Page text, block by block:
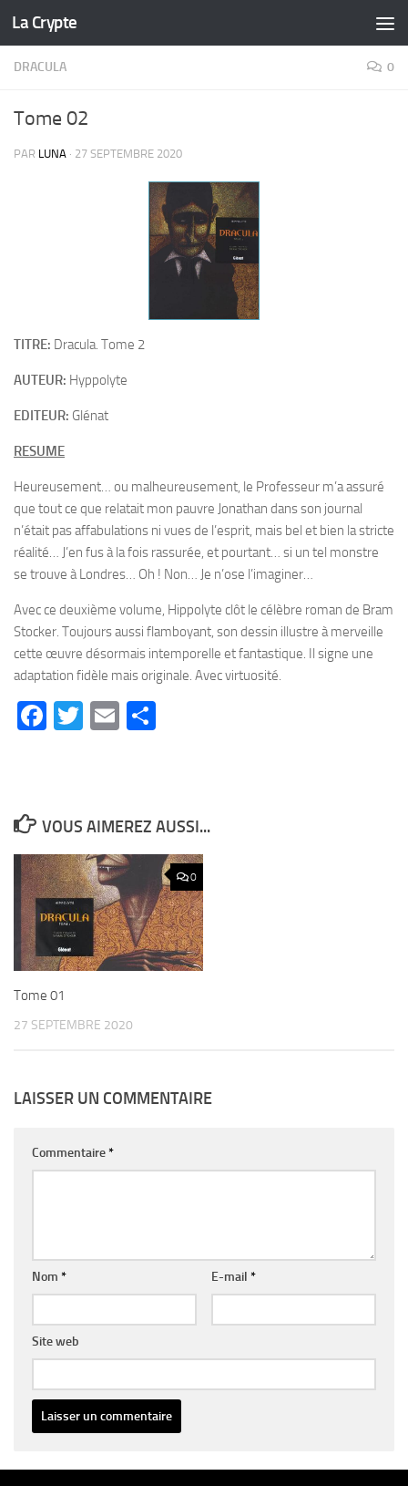
Skip to content
La Crypte
DRACULA 0
Tome 02
PAR LUNA · 27 SEPTEMBRE 2020
TITRE: Dracula. Tome 2
AUTEUR: Hyppolyte
EDITEUR: Glénat
RESUME
Heureusement… ou malheureusement, le Professeur m’a assuré
que tout ce que relatait mon pauvre Jonathan dans son journal
n’était pas affabulations ni vues de l’esprit, mais bel et bien la stricte
réalité… J’en fus à la fois rassurée, et pourtant… si un tel monstre
se trouve à Londres… Oh ! Non… Je n’ose l’imaginer…
Avec ce deuxième volume, Hippolyte clôt le célèbre roman de Bram
Stocker. Toujours aussi flamboyant, son dessin illustre à merveille
cette œuvre désormais intemporelle et fantastique. Il signe une
adaptation fidèle mais originale. Avec virtuosité.
Facebook
Twitter
Email
VOUS AIMEREZ AUSSI...
0
Tome 01
27 SEPTEMBRE 2020
LAISSER UN COMMENTAIRE
Commentaire*
Nom * E-mail *
Site web